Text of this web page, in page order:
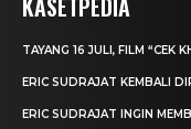
TAYANG 16 JULI, FILM “CEK
ERIC SUDRAJAT KEMBALI
ERIC SUDRAJAT INGIN